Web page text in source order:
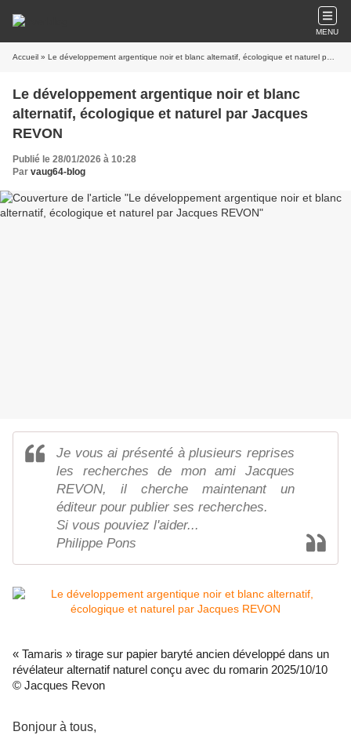
MENU
Accueil » Le développement argentique noir et blanc alternatif, écologique et naturel par Jacques REVON
Le développement argentique noir et blanc
alternatif, écologique et naturel par Jacques
REVON
Publié le 28/01/2026 à 10:28
Par vaug64-blog
Je vous ai présenté à plusieurs reprises
les recherches de mon ami Jacques
REVON, il cherche maintenant un
éditeur pour publier ses recherches.
Si vous pouviez l'aider...
Philippe Pons
« Tamaris » tirage sur papier baryté ancien développé dans un
révélateur alternatif naturel conçu avec du romarin 2025/10/10
© Jacques Revon
Bonjour à tous,